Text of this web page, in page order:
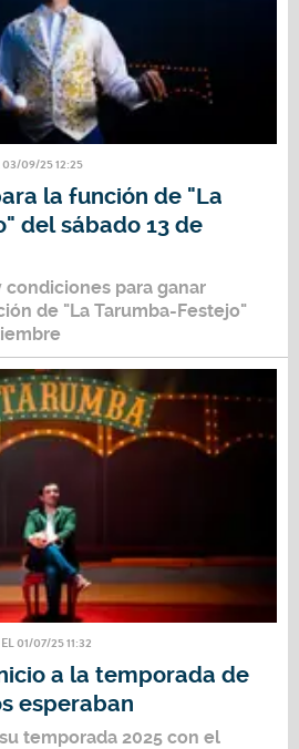
03/09/25 12:25
la función de "La
del sábado 13 de
para ganar
de "La Tarumba-Festejo"
01/07/25 11:32
a la temporada de
esperaban
temporada 2025 con el